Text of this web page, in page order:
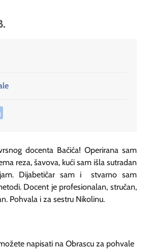
docenta Bačića! Operirana sam
reza, šavova, kući sam išla sutradan
Dijabetičar sam i stvarno sam
Docent je profesionalan, stručan,
Pohvala i za sestru Nikolinu.
napisati na Obrascu za pohvale